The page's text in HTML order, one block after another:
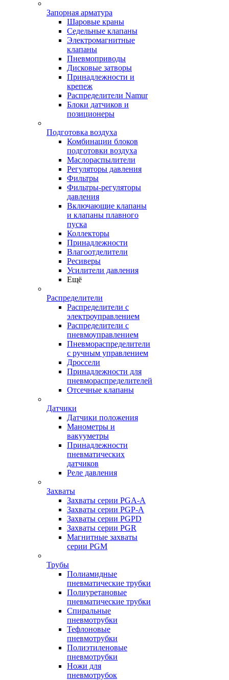
Запорная арматура
Шаровые краны
Седельные клапаны
Электромагнитные
клапаны
Пневмоприводы
Дисковые затворы
Принадлежности и
крепеж
Распределители Namur
Блоки датчиков и
позиционеры
Подготовка воздуха
Комбинации блоков
подготовки воздуха
Маслораспылители
Регуляторы давления
Фильтры
Фильтры-регуляторы
давления
Включающие клапаны
и клапаны плавного
пуска
Коллекторы
Принадлежности
Влагоотделители
Ресиверы
Усилители давления
Ещё
Распределители
Распределители с
электроуправлением
Распределители с
пневмоуправлением
Пневмораспределители
с ручным управлением
Дроссели
Принадлежности для
пневмораспределителей
Отсечные клапаны
Датчики
Датчики положения
Манометры и
вакууметры
Принадлежности
пневматических
датчиков
Реле давления
Захваты
Захваты серии PGA-A
Захваты серии PGP-A
Захваты серии PGPD
Захваты серии PGR
Магнитные захваты
серии PGM
Трубы
Полиамидные
пневматические трубки
Полиуретановые
пневматические трубки
Спиральные
пневмотрубки
Тефлоновые
пневмотрубки
Полиэтиленовые
пневмотрубки
Ножи для
пневмотрубок